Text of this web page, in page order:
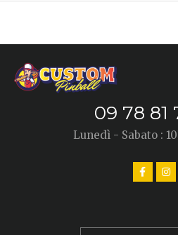
09 78 81
Lunedì - Sabato :